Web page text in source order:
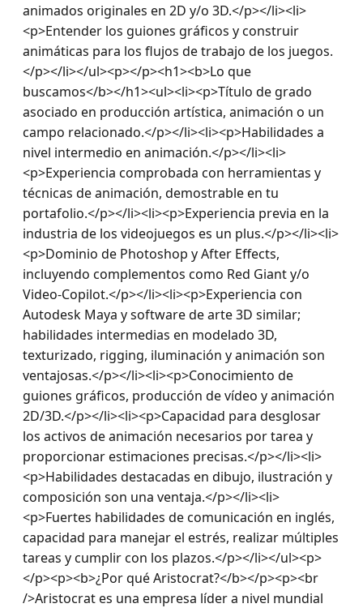
animados originales en 2D y/o 3D.</p></li><li>
<p>Entender los guiones gráficos y construir
animáticas para los flujos de trabajo de los juegos.
</p></li></ul><p></p><h1><b>Lo que
buscamos</b></h1><ul><li><p>Título de grado
asociado en producción artística, animación o un
campo relacionado.</p></li><li><p>Habilidades a
nivel intermedio en animación.</p></li><li>
<p>Experiencia comprobada con herramientas y
técnicas de animación, demostrable en tu
portafolio.</p></li><li><p>Experiencia previa en la
industria de los videojuegos es un plus.</p></li><li>
<p>Dominio de Photoshop y After Effects,
incluyendo complementos como Red Giant y/o
Video-Copilot.</p></li><li><p>Experiencia con
Autodesk Maya y software de arte 3D similar;
habilidades intermedias en modelado 3D,
texturizado, rigging, iluminación y animación son
ventajosas.</p></li><li><p>Conocimiento de
guiones gráficos, producción de vídeo y animación
2D/3D.</p></li><li><p>Capacidad para desglosar
los activos de animación necesarios por tarea y
proporcionar estimaciones precisas.</p></li><li>
<p>Habilidades destacadas en dibujo, ilustración y
composición son una ventaja.</p></li><li>
<p>Fuertes habilidades de comunicación en inglés,
capacidad para manejar el estrés, realizar múltiples
tareas y cumplir con los plazos.</p></li></ul><p>
</p><p><b>¿Por qué Aristocrat?</b></p><p><br
/>Aristocrat es una empresa líder a nivel mundial